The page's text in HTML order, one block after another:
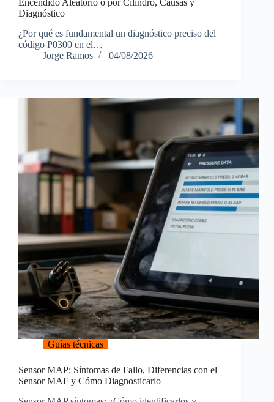
Encendido Aleatorio o por Cilindro, Causas y
Diagnóstico
¿Por qué es fundamental un diagnóstico preciso del
código P0300 en el…
Jorge Ramos
04/08/2026
Guías técnicas
Sensor MAP: Síntomas de Fallo, Diferencias con el
Sensor MAF y Cómo Diagnosticarlo